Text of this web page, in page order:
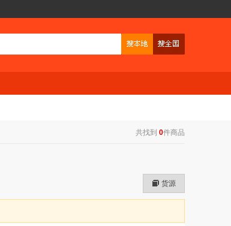
共找到 0件商品
货源